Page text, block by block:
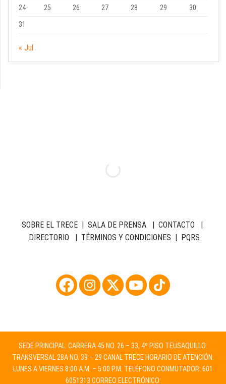
24
25 26 27 28 29
30
31
« Jul
SOBRE EL TRECE| SALA DE PRENSA| CONTACTO |
DIRECTORIO | TÉRMINOS Y CONDICIONES | PQRS
SEDE PRINCIPAL: CARRERA 45 NO. 26 – 33, 4º PISO TEUSAQUILLO:
TRANSVERSAL 28A NO. 39 – 29 CANAL TRECE HORARIO DE ATENCIÓN:
LUNES A VIERNES 8:00 A.M. – 5:00 P.M. TELÉFONO CONMUTADOR: 601
6051313 CORREO ELECTRÓNICO: